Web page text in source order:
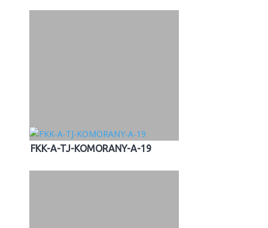
FKK-A-TJ-KOMORANY-A-19